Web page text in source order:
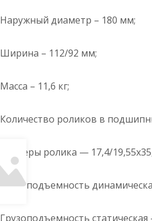
Наружный диаметр – 180 мм;
Ширина – 112/92 мм;
Масса – 11,6 кг;
Количество роликов в
Размеры ролика — 17,4/
Грузоподъемность
Грузоподъемность